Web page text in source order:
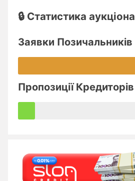
🔒 Статистика аукціона
Заявки Позичальників
Пропозиції Кредиторів